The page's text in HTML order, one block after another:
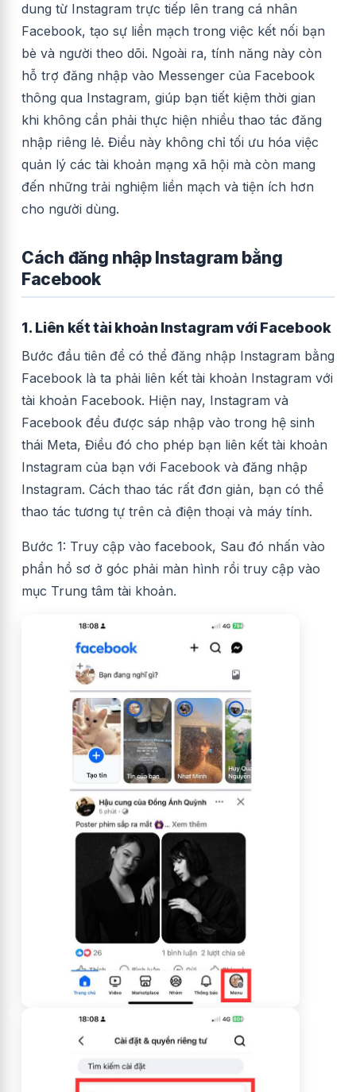
dung từ Instagram trực tiếp lên trang cá nhân
Facebook, tạo sự liền mạch trong việc kết nối bạn
bè và người theo dõi. Ngoài ra, tính năng này còn
hỗ trợ đăng nhập vào Messenger của Facebook
thông qua Instagram, giúp bạn tiết kiệm thời gian
khi không cần phải thực hiện nhiều thao tác đăng
nhập riêng lẻ. Điều này không chỉ tối ưu hóa việc
quản lý các tài khoản mạng xã hội mà còn mang
đến những trải nghiệm liền mạch và tiện ích hơn
cho người dùng.
Cách đăng nhập Instagram bằng
Facebook
1. Liên kết tài khoản Instagram với Facebook
Bước đầu tiên để có thể đăng nhập Instagram bằng
Facebook là ta phải liên kết tài khoản Instagram với
tài khoản Facebook. Hiện nay, Instagram và
Facebook đều được sáp nhập vào trong hệ sinh
thái Meta, Điều đó cho phép bạn liên kết tài khoản
Instagram của bạn với Facebook và đăng nhập
Instagram. Cách thao tác rất đơn giản, bạn có thể
thao tác tương tự trên cả điện thoại và máy tính.
Bước 1: Truy cập vào facebook, Sau đó nhấn vào
phần hồ sơ ở góc phải màn hình rồi truy cập vào
mục Trung tâm tài khoản.